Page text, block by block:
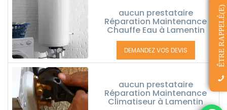
aucun prestataire
Réparation Maintenance
Chauffe Eau à Lamentin
DEMANDEZ VOS DEVIS
aucun prestataire
Réparation Maintenance
Climatiseur à Lamentin
ÊTRE RAPPELÉ(E)